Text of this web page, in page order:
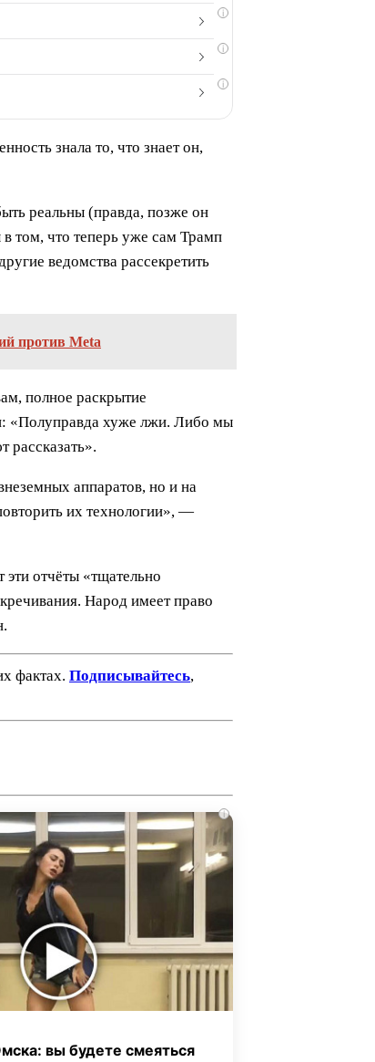
i
i
i
знала то, что знает он,
реальны (правда, позже он
том, что теперь уже сам Трамп
ведомства рассекретить
против Meta
полное раскрытие
«Полуправда хуже лжи. Либо мы
рассказать».
аппаратов, но и на
их технологии», —
отчёты «тщательно
Народ имеет право
фактах. Подписывайтесь,
i
вы будете смеяться